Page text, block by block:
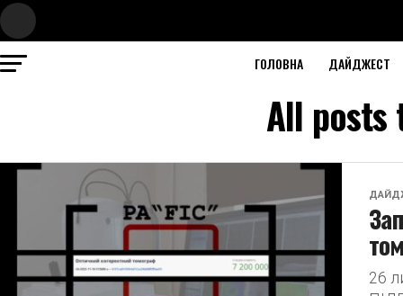
ГОЛОВНА ДАЙДЖЕСТ
All posts
26